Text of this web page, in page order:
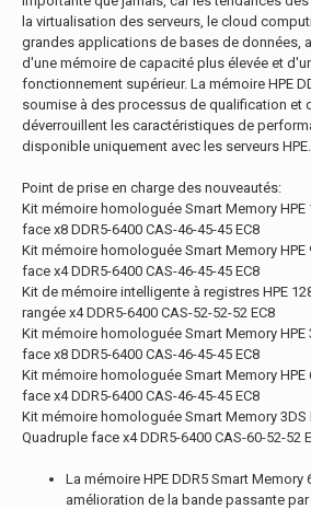
la virtualisation des serveurs, le cloud
grandes applications de bases de données,
d'une mémoire de capacité plus élevée et
fonctionnement supérieur. La mémoire HPE
soumise à des processus de qualification et
déverrouillent les caractéristiques de
disponible uniquement avec les serveurs HPE.
Point de prise en charge des nouveautés:
Kit mémoire homologuée Smart Memory HPE
face x8 DDR5-6400 CAS-46-45-45 EC8
Kit mémoire homologuée Smart Memory HPE
face x4 DDR5-6400 CAS-46-45-45 EC8
Kit de mémoire intelligente à registres HPE
rangée x4 DDR5-6400 CAS-52-52-52 EC8
Kit mémoire homologuée Smart Memory HPE
face x8 DDR5-6400 CAS-46-45-45 EC8
Kit mémoire homologuée Smart Memory HPE
face x4 DDR5-6400 CAS-46-45-45 EC8
Kit mémoire homologuée Smart Memory 3DS
Quadruple face x4 DDR5-6400 CAS-60-52-52
La mémoire HPE DDR5 Smart
amélioration de la bande passante